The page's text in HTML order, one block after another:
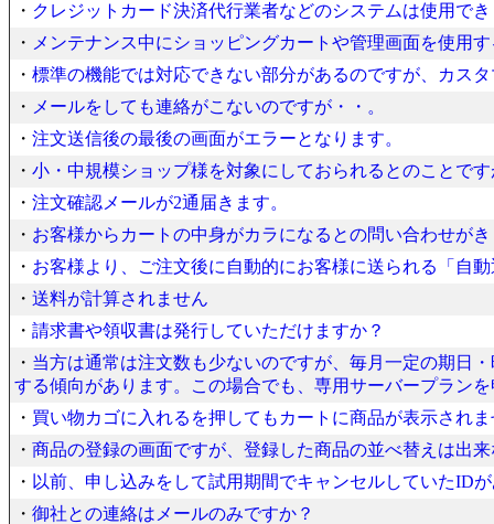
・ クレジットカード決済代行業者などのシステムは使用で
・ メンテナンス中にショッピングカートや管理画面を使用
・ 標準の機能では対応できない部分があるのですが、カス
・ メールをしても連絡がこないのですが・・。
・ 注文送信後の最後の画面がエラーとなります。
・ 小・中規模ショップ様を対象にしておられるとのことで
・ 注文確認メールが2通届きます。
・ お客様からカートの中身がカラになるとの問い合わせが
・ お客様より、ご注文後に自動的にお客様に送られる「自
・ 送料が計算されません
・ 請求書や領収書は発行していただけますか？
・ 当方は通常は注文数も少ないのですが、毎月一定の期日
する傾向があります。この場合でも、専用サーバープラン
・ 買い物カゴに入れるを押してもカートに商品が表示され
・ 商品の登録の画面ですが、登録した商品の並べ替えは出
・ 以前、申し込みをして試用期間でキャンセルしていたID
・ 御社との連絡はメールのみですか？